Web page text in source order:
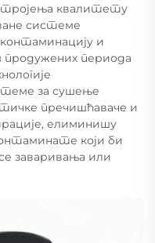
квалитету
системе
и
продужених периода
за сушење
пречишћаваче и
елиминишу
који би
заваривања или